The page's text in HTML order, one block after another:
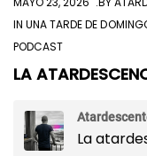
INUNA TARDE DE
PODCAST
LA
La